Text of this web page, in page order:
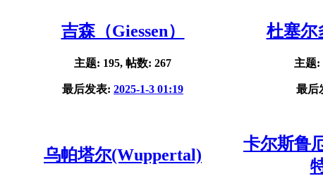
吉森（Giessen）
主题: 195, 帖数: 267
最后发表: 2025-1-3 01:19
杜塞尔
主题:
最后
乌帕塔尔(Wuppertal)
卡尔斯鲁